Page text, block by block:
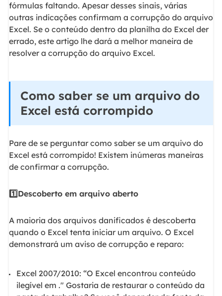
fórmulas faltando. Apesar desses sinais, várias
outras indicações confirmam a corrupção do arquivo
Excel. Se o conteúdo dentro da planilha do Excel der
errado, este artigo lhe dará a melhor maneira de
resolver a corrupção do arquivo Excel.
Como saber se um arquivo do
Excel está corrompido
Pare de se perguntar como saber se um arquivo do
Excel está corrompido! Existem inúmeras maneiras
de confirmar a corrupção.
1️⃣Descoberto em arquivo aberto
A maioria dos arquivos danificados é descoberta
quando o Excel tenta iniciar um arquivo. O Excel
demonstrará um aviso de corrupção e reparo:
Excel 2007/2010: “O Excel encontrou conteúdo
ilegível em ." Gostaria de restaurar o conteúdo da